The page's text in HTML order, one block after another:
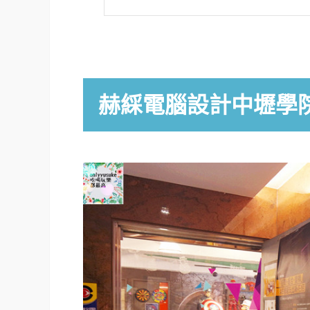
赫綵電腦設計中壢學